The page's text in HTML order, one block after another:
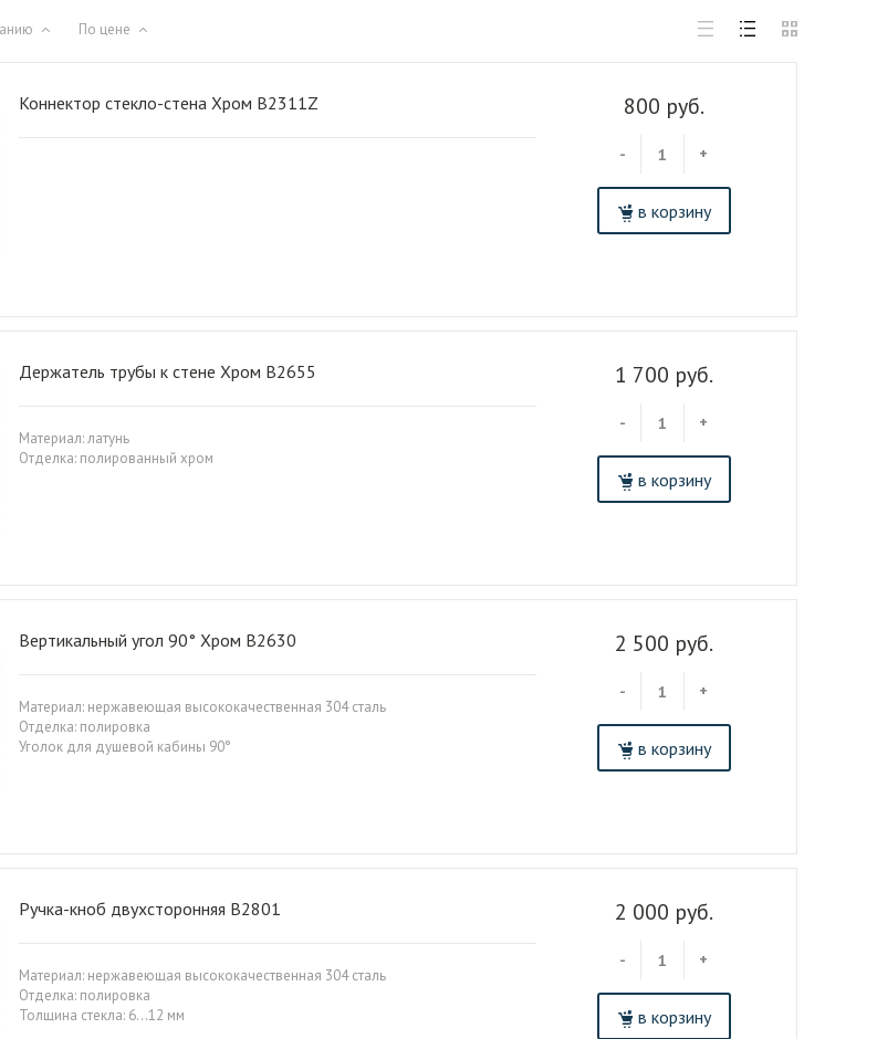
По цене
800 руб.
- +
в корзину
Коннектор стекло-стена Хром B2311Z
1 700 руб.
- +
в корзину
Держатель трубы к стене Хром B2655
Материал: латунь
Отделка: полированный хром
2 500 руб.
- +
в корзину
Вертикальный угол 90° Хром B2630
Материал: нержавеющая высококачественная 304 сталь
Отделка: полировка
Уголок для душевой кабины 90°
2 000 руб.
- +
в корзину
Ручка-кноб двухсторонняя B2801
Материал: нержавеющая высококачественная 304 сталь
Отделка: полировка
Толщина стекла: 6…12 мм